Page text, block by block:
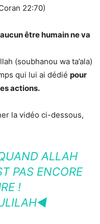
22:70)
être humain ne va
(soubhanou wa ta’ala)
qui lui ai dédié pour
actions.
la vidéo ci-dessous,
ALLAH
PAS ENCORE
!